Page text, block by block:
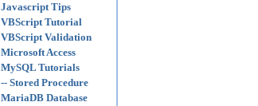
Javascript Tips
VBScript Tutorial
VBScript Validation
Microsoft Access
MySQL Tutorials
-- Stored Procedure
MariaDB Database